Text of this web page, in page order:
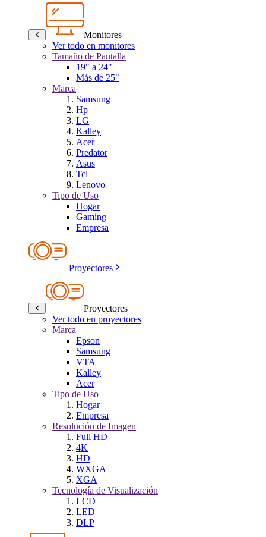
Monitores
Ver todo en monitores
Tamaño de Pantalla
19" a 24"
Más de 25"
Marca
Samsung
Hp
LG
Kalley
Acer
Predator
Asus
Tcl
Lenovo
Tipo de Uso
Hogar
Gaming
Empresa
Proyectores
Proyectores
Ver todo en proyectores
Marca
Epson
Samsung
VTA
Kalley
Acer
Tipo de Uso
Hogar
Empresa
Resolución de Imagen
Full HD
4K
HD
WXGA
XGA
Tecnología de Visualización
LCD
LED
DLP